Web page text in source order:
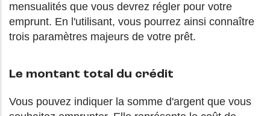
mensualités que vous devrez régler pour votre
emprunt. En l'utilisant, vous pourrez ainsi connaître
trois paramètres majeurs de votre prêt.
Le montant total du crédit
Vous pouvez indiquer la somme d'argent que vous